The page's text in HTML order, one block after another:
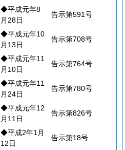
◆平成元年8
月28日
告示第591号
◆平成元年10
月13日
告示第708号
◆平成元年11
月10日
告示第764号
◆平成元年11
月24日
告示第780号
◆平成元年12
月11日
告示第826号
◆平成2年1月
12日
告示第18号